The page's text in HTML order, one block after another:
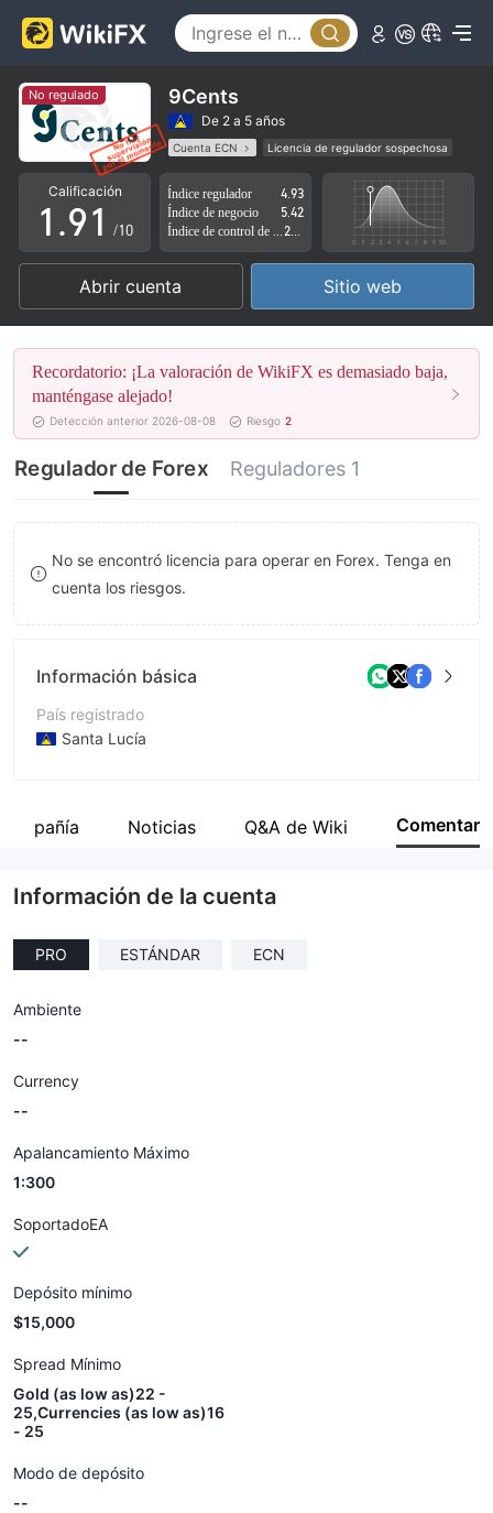
No regulado 9Cents
De 2 a 5 años
Cuenta ECN
Licencia de regulador sospechosa
Zona de negocio sospechoso
Riesgo potencial alto
Calificación
0
1
2
3
4
5
6
7
8
9
.
5
6
7
8
9
0
1
2
3
4
5
6
7
8
9
/10
Índice regulador
4.93
Índice de negocio
5.42
Abrir cuenta Sitio web
Recordatorio: ¡La valoración de WikiFX es demasiado baja,
manténgase alejado!
Detección anterior 2026-08-08 Riesgo 2
Regulador de Forex Reguladores 1
No se encontró licencia para operar en Forex. Tenga en
cuenta los riesgos.
Información básica
País registrado
Santa Lucía
Empresa
Noticias Q&A de Wiki Comentar
Información de la cuenta
PRO ESTÁNDAR ECN
Ambiente
--
Currency
--
Apalancamiento Máximo
1:300
SoportadoEA
Depósito mínimo
$15,000
Spread Mínimo
Gold (as low as)22 -
25,Currencies (as low as)16
- 25
Modo de depósito
--